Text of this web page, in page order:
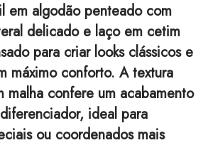
em algodão penteado com
delicado e laço em cetim
para criar looks clássicos e
máximo conforto. A textura
malha confere um acabamento
ideal para
ou coordenados mais